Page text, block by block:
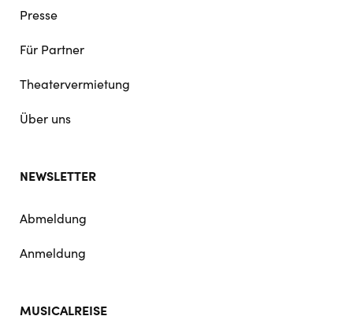
Presse
Für Partner
Theatervermietung
Über uns
NEWSLETTER
Abmeldung
Anmeldung
MUSICALREISE